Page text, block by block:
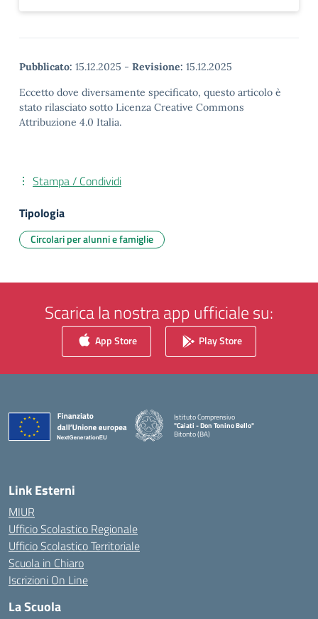
Pubblicato: 15.12.2025 - Revisione: 15.12.2025
Eccetto dove diversamente specificato, questo articolo è
stato rilasciato sotto Licenza Creative Commons
Attribuzione 4.0 Italia.
Stampa / Condividi
Tipologia
Circolari per alunni e famiglie
Scarica la nostra app ufficiale su:
App Store Play Store
Istituto Comprensivo
"Caiati - Don Tonino Bello"
Bitonto (BA)
Link Esterni
MIUR
Ufficio Scolastico Regionale
Ufficio Scolastico Territoriale
Scuola in Chiaro
Iscrizioni On Line
La Scuola